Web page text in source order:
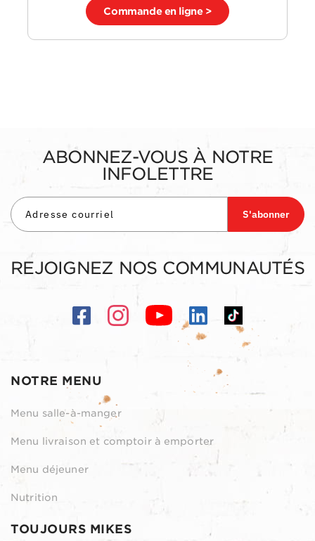
Commande en ligne >
NOTRE MENU
Menu salle-à-manger
Menu livraison et comptoir à emporter
Menu déjeuner
Nutrition
TOUJOURS MIKES
ABONNEZ-VOUS À NOTRE
INFOLETTRE
S'abonner
REJOIGNEZ NOS COMMUNAUTÉS